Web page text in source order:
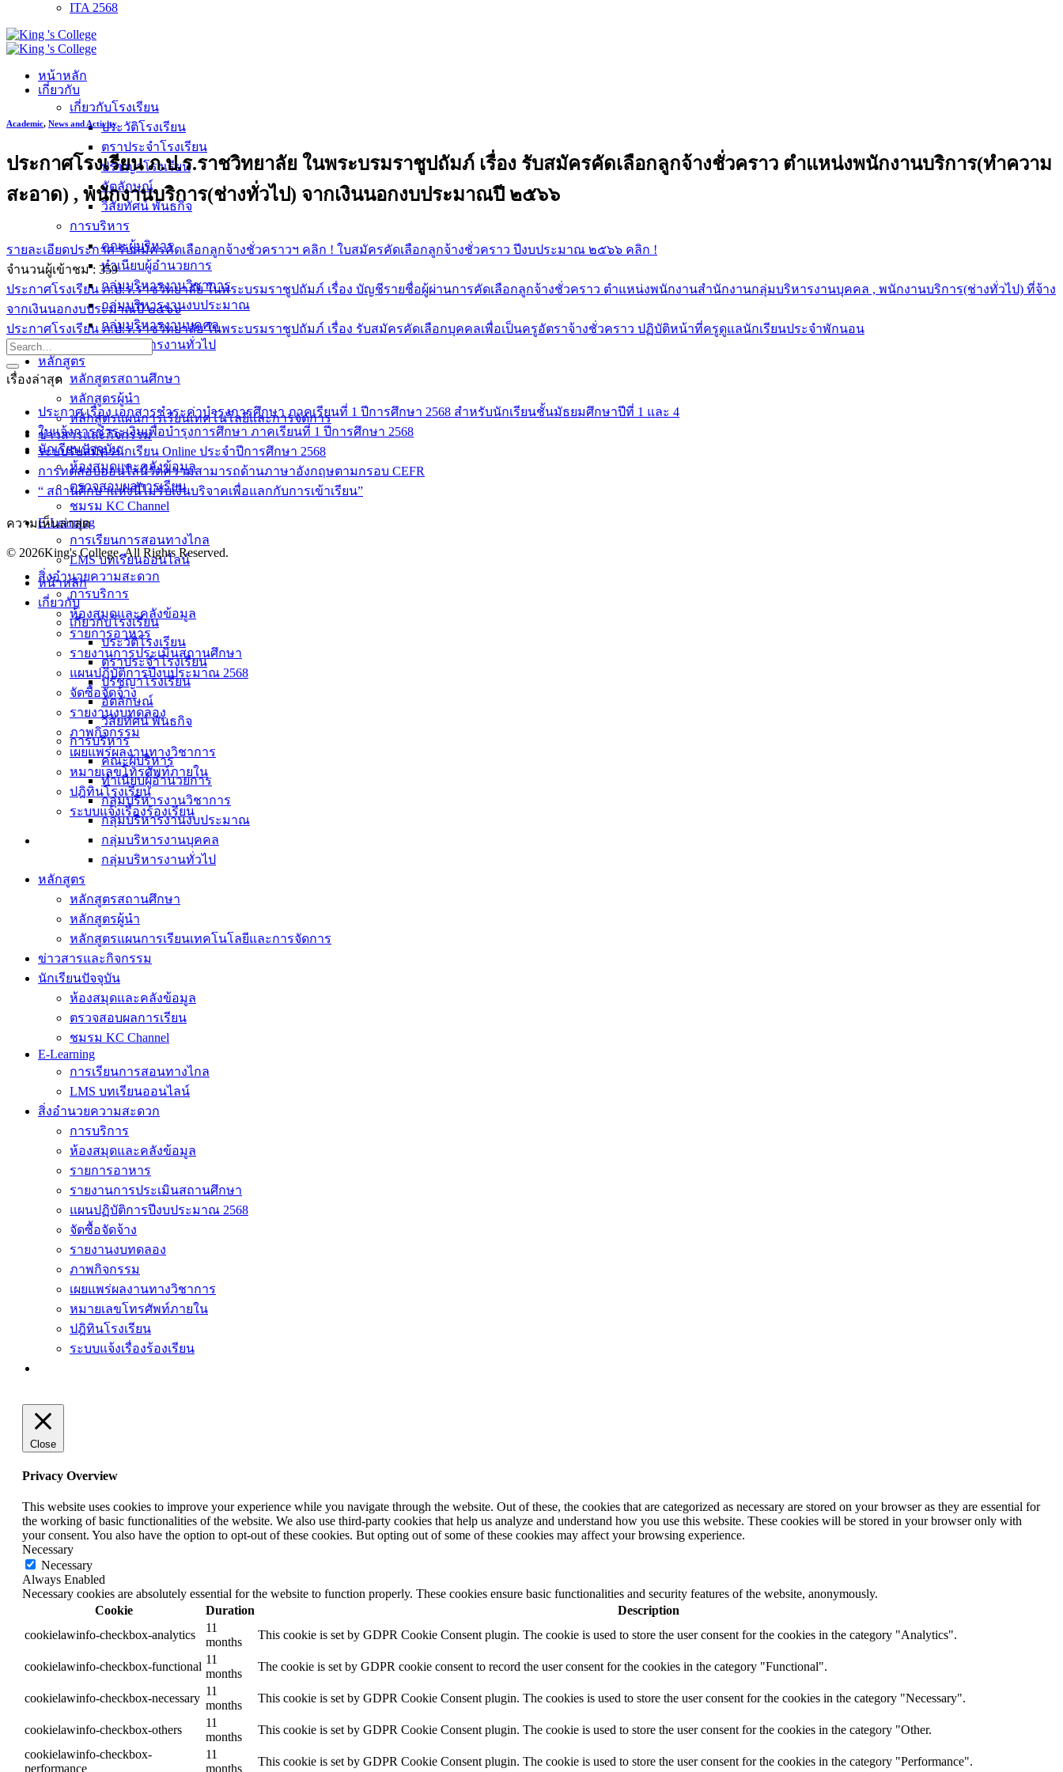
ITA 2568
หน้าหลัก
เกี่ยวกับ
เกี่ยวกับโรงเรียน
ประวัติโรงเรียน
ตราประจำโรงเรียน
ปรัชญาโรงเรียน
อัตลักษณ์
วิสัยทัศน์ พันธกิจ
การบริหาร
คณะผู้บริหาร
ทำเนียบผู้อำนวยการ
กลุ่มบริหารงานวิชาการ
กลุ่มบริหารงานงบประมาณ
กลุ่มบริหารงานบุคคล
กลุ่มบริหารงานทั่วไป
หลักสูตร
หลักสูตรสถานศึกษา
หลักสูตรผู้นำ
หลักสูตรแผนการเรียนเทคโนโลยีและการจัดการ
ข่าวสารและกิจกรรม
นักเรียนปัจจุบัน
ห้องสมุดและคลังข้อมูล
ตรวจสอบผลการเรียน
ชมรม KC Channel
E-Learning
การเรียนการสอนทางไกล
LMS บทเรียนออนไลน์
สิ่งอำนวยความสะดวก
การบริการ
ห้องสมุดและคลังข้อมูล
รายการอาหาร
รายงานการประเมินสถานศึกษา
แผนปฏิบัติการปีงบประมาณ 2568
จัดซื้อจัดจ้าง
รายงานงบทดลอง
ภาพกิจกรรม
เผยแพร่ผลงานทางวิชาการ
หมายเลขโทรศัพท์ภายใน
ปฎิทินโรงเรียน
ระบบแจ้งเรื่องร้องเรียน
Academic, News and Activity
ประกาศโรงเรียน ภ.ป.ร.ราชวิทยาลัย ในพระบรมราชูปถัมภ์ เรื่อง รับสมัครคัดเลือกลูกจ้างชั่วคราว ตำแหน่งพนักงานบริการ(ทำความ
สะอาด) , พนักงานบริการ(ช่างทั่วไป) จากเงินนอกงบประมาณปี ๒๕๖๖
รายละเอียดประกาศ รับสมัครคัดเลือกลูกจ้างชั่วคราวฯ คลิก ! ใบสมัครคัดเลือกลูกจ้างชั่วคราว ปีงบประมาณ ๒๕๖๖ คลิก !
จำนวนผู้เข้าชม : 359
ประกาศโรงเรียน ภ.ป.ร.ราชวิทยาลัย ในพระบรมราชูปถัมภ์ เรื่อง บัญชีรายชื่อผู้ผ่านการคัดเลือกลูกจ้างชั่วคราว ตำแหน่งพนักงานสำนักงานกลุ่มบริหารงานบุคคล , พนักงานบริการ(ช่างทั่วไป) ที่จ้าง
จากเงินนอกงบประมาณปี ๒๕๖๖
ประกาศโรงเรียน ภ.ป.ร.ราชวิทยาลัย ในพระบรมราชูปถัมภ์ เรื่อง รับสมัครคัดเลือกบุคคลเพื่อเป็นครูอัตราจ้างชั่วคราว ปฏิบัติหน้าที่ครูดูแลนักเรียนประจำพักนอน
เรื่องล่าสุด
ประกาศ เรื่อง เอกสารชำระค่าบำรุงการศึกษา ภาคเรียนที่ 1 ปีการศึกษา 2568 สำหรับนักเรียนชั้นมัธยมศึกษาปีที่ 1 และ 4
ใบแจ้งการชำระเงินเพื่อบำรุงการศึกษา ภาคเรียนที่ 1 ปีการศึกษา 2568
ระบบรับสมัครนักเรียน Online ประจำปีการศึกษา 2568
การทดสอบออนไลน์วัดความสามารถด้านภาษาอังกฤษตามกรอบ CEFR
“ สถานศึกษาแห่งนี้ไม่รับเงินบริจาคเพื่อแลกกับการเข้าเรียน”
ความเห็นล่าสุด
© 2026King's College. All Rights Reserved.
หน้าหลัก
เกี่ยวกับ
เกี่ยวกับโรงเรียน
ประวัติโรงเรียน
ตราประจำโรงเรียน
ปรัชญาโรงเรียน
อัตลักษณ์
วิสัยทัศน์ พันธกิจ
การบริหาร
คณะผู้บริหาร
ทำเนียบผู้อำนวยการ
กลุ่มบริหารงานวิชาการ
กลุ่มบริหารงานงบประมาณ
กลุ่มบริหารงานบุคคล
กลุ่มบริหารงานทั่วไป
หลักสูตร
หลักสูตรสถานศึกษา
หลักสูตรผู้นำ
หลักสูตรแผนการเรียนเทคโนโลยีและการจัดการ
ข่าวสารและกิจกรรม
นักเรียนปัจจุบัน
ห้องสมุดและคลังข้อมูล
ตรวจสอบผลการเรียน
ชมรม KC Channel
E-Learning
การเรียนการสอนทางไกล
LMS บทเรียนออนไลน์
สิ่งอำนวยความสะดวก
การบริการ
ห้องสมุดและคลังข้อมูล
รายการอาหาร
รายงานการประเมินสถานศึกษา
แผนปฏิบัติการปีงบประมาณ 2568
จัดซื้อจัดจ้าง
รายงานงบทดลอง
ภาพกิจกรรม
เผยแพร่ผลงานทางวิชาการ
หมายเลขโทรศัพท์ภายใน
ปฎิทินโรงเรียน
ระบบแจ้งเรื่องร้องเรียน
Close
Privacy Overview
This website uses cookies to improve your experience while you navigate through the website. Out of these, the cookies that are categorized as necessary are stored on your browser as they are essential for
the working of basic functionalities of the website. We also use third-party cookies that help us analyze and understand how you use this website. These cookies will be stored in your browser only with
your consent. You also have the option to opt-out of these cookies. But opting out of some of these cookies may affect your browsing experience.
Necessary
Necessary
Always Enabled
Necessary cookies are absolutely essential for the website to function properly. These cookies ensure basic functionalities and security features of the website, anonymously.
Cookie
Duration
Description
cookielawinfo-checkbox-analytics
11
months
This cookie is set by GDPR Cookie Consent plugin. The cookie is used to store the user consent for the cookies in the category "Analytics".
cookielawinfo-checkbox-functional
11
months
The cookie is set by GDPR cookie consent to record the user consent for the cookies in the category "Functional".
cookielawinfo-checkbox-necessary
11
months
This cookie is set by GDPR Cookie Consent plugin. The cookies is used to store the user consent for the cookies in the category "Necessary".
cookielawinfo-checkbox-others
11
months
This cookie is set by GDPR Cookie Consent plugin. The cookie is used to store the user consent for the cookies in the category "Other.
cookielawinfo-checkbox-
performance
11
months
This cookie is set by GDPR Cookie Consent plugin. The cookie is used to store the user consent for the cookies in the category "Performance".